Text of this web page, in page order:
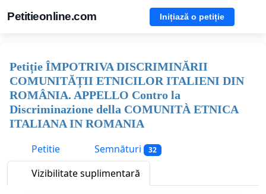
Petitieonline.com Inițiază o petiție
Petiție ÎMPOTRIVA DISCRIMINĂRII
COMUNITĂȚII ETNICILOR ITALIENI DIN
ROMÂNIA. APPELLO Contro la
Discriminazione della COMUNITÀ ETNICA
ITALIANA IN ROMANIA
Petitie
Semnături 32
Vizibilitate suplimentară